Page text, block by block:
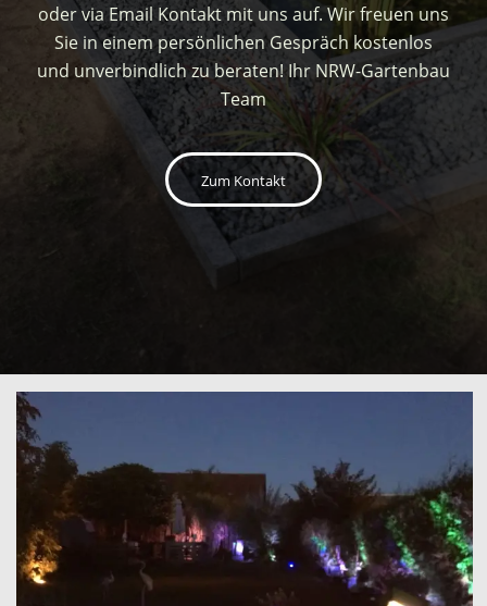
oder via Email Kontakt mit uns auf. Wir freuen uns
Sie in einem persönlichen Gespräch kostenlos
und unverbindlich zu beraten! Ihr NRW-Gartenbau
Team
Zum Kontakt